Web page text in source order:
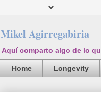
Mikel Agirregabiria
Aquí comparto algo de lo
Home Longevity